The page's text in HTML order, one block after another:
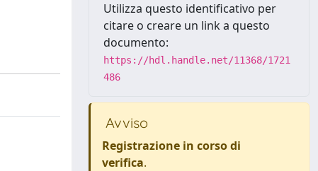
Utilizza questo identificativo per
citare o creare un link a questo
documento:
https://hdl.handle.net/11368/1721
486
Avviso
Registrazione in corso di
verifica.